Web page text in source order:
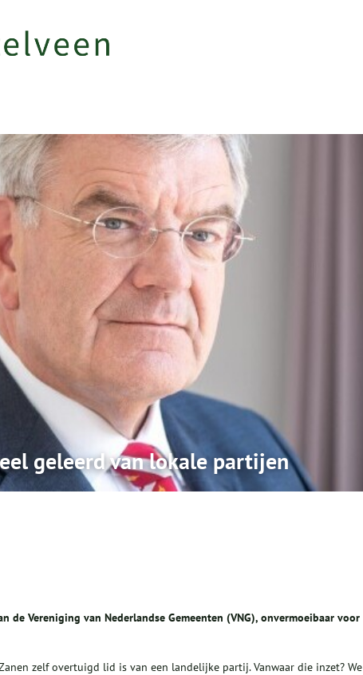
geleerd van lokale partijen
Vereniging van Nederlandse Gemeenten (VNG), onvermoeibaar voor
zelf overtuigd lid is van een landelijke partij. Vanwaar die inzet? We